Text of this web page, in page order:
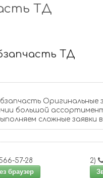
ТД
ТД
Оригинальные
большой
сложные заявки
(902) 566-57-28
браузер
2)